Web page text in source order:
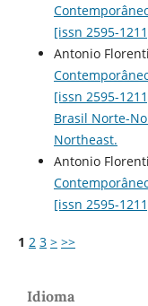
[issn 2595-
Antonio
[issn 2595-
Brasil Norte-
Northeast.
Antonio
[issn 2595-
1 2 3 > >>
Idioma